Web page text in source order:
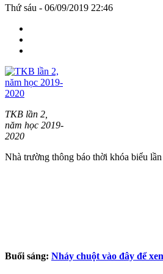
Thứ sáu - 06/09/2019 22:46
TKB lần 2,
năm học 2019-
2020
Nhà trường thông báo thời khóa biểu
Buổi sáng: Nháy chuột vào đây để